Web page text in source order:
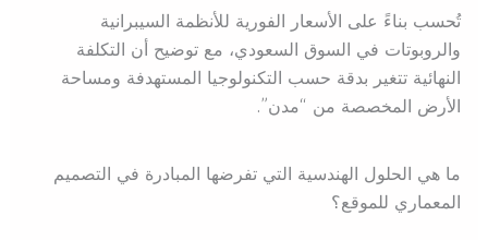
تُحسب بناءً على الأسعار الفورية للأنظمة السيبرانية
والروبوتات في السوق السعودي، مع توضيح أن التكلفة
النهائية تتغير بدقة حسب التكنولوجيا المستهدفة ومساحة
الأرض المخصصة من “مدن”.
ما هي الحلول الهندسية التي تفرضها المبادرة في التصميم
المعماري للموقع؟